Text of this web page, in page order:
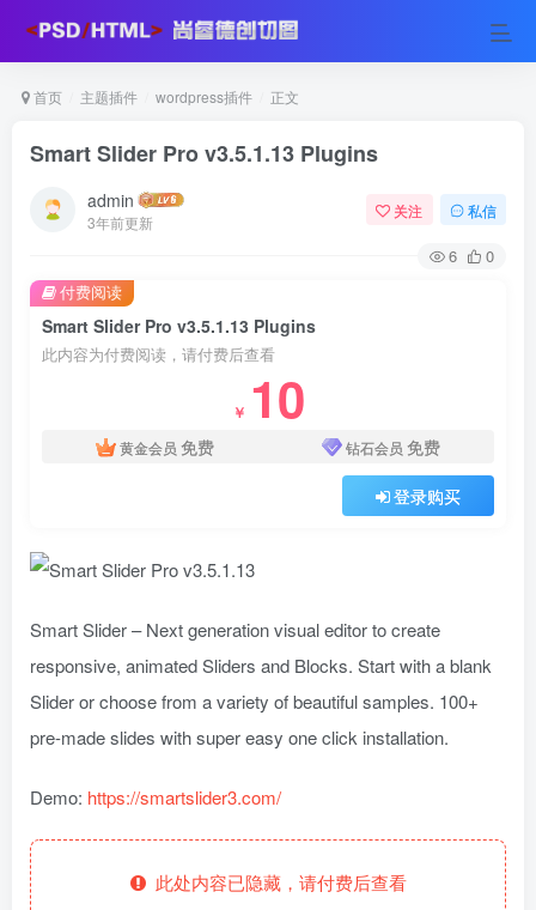
首页 主题插件 wordpress插件 正文
Smart Slider Pro v3.5.1.13 Plugins
admin
3年前更新
关注 私信
6 0
Smart Slider Pro v3.5.1.13 Plugins
此内容为付费阅读，请付费后查看
￥ 10
黄金会员 免费 钻石会员 免费
登录购买
付费阅读
Smart Slider – Next generation visual editor to create
responsive, animated Sliders and Blocks. Start with a blank
Slider or choose from a variety of beautiful samples. 100+
pre-made slides with super easy one click installation.
Demo: https://smartslider3.com/
此处内容已隐藏，请付费后查看